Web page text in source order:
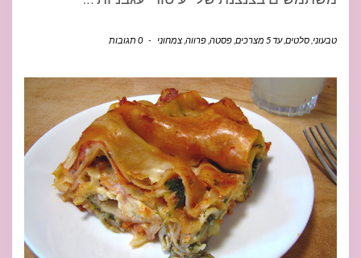
טבעוני סלטים ,עד 5 מצרכים פסטה פרווה צמחוני - 0 תגובות